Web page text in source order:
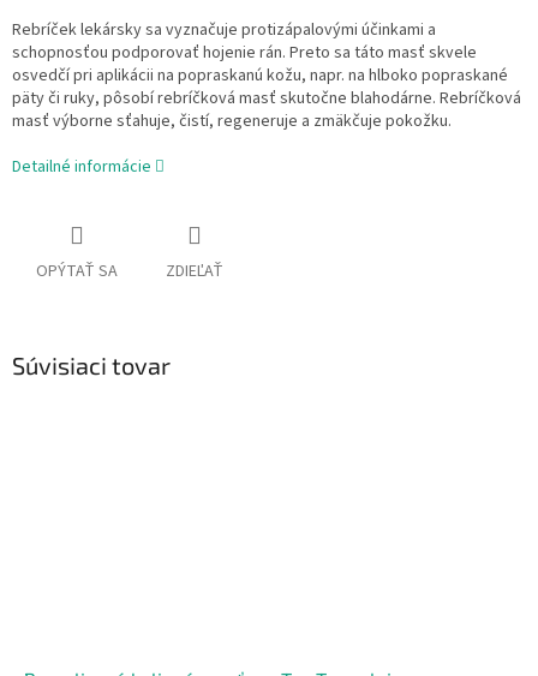
Rebríček lekársky sa vyznačuje protizápalovými účinkami a
schopnosťou podporovať hojenie rán. Preto sa táto masť skvele
osvedčí pri aplikácii na popraskanú kožu, napr. na hlboko popraskané
päty či ruky, pôsobí rebríčková masť skutočne blahodárne. Rebríčková
masť výborne sťahuje, čistí, regeneruje a zmäkčuje pokožku.
Detailné informácie
OPÝTAŤ SA ZDIEĽAŤ
Súvisiaci tovar